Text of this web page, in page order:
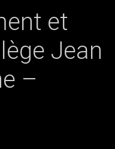
et
Jean
–